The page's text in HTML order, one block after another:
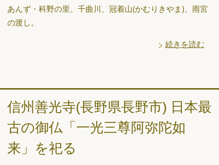
あんず・科野の里、千曲川、冠着山(かむりきやま)、雨宮
の渡し。
続きを読む
信州善光寺(長野県長野市) 日本最
古の御仏「一光三尊阿弥陀如
来」を祀る